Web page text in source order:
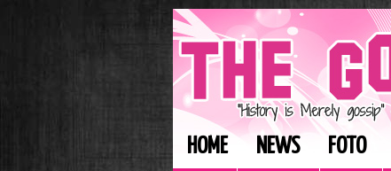
HOME NEWS FOTO